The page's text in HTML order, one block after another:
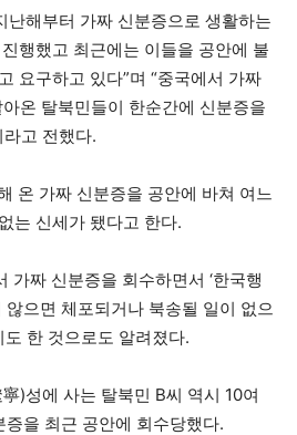
난해부터 가짜 신분증으로 생활하는
행했고 최근에는 이들을 공안에 불
요구하고 있다”며 “중국에서 가짜
온 탈북민들이 한순간에 신분증을
고 전했다.
온 가짜 신분증을 공안에 바쳐 여느
는 신세가 됐다고 한다.
가짜 신분증을 회수하면서 ‘한국행
으면 체포되거나 북송될 일이 없으
도 한 것으로도 알려졌다.
)성에 사는 탈북민 B씨 역시 10여
을 최근 공안에 회수당했다.